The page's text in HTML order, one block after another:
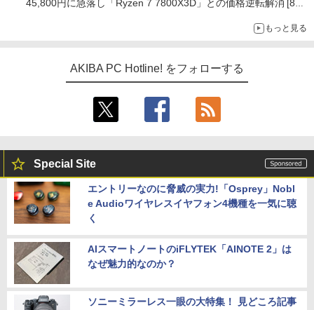
45,800円に急落し「Ryzen 7 7800X3D」との価格逆転解消 [8月
もっと見る
AKIBA PC Hotline! をフォローする
Special Site
エントリーなのに脅威の実力!「Osprey」Nobl
e Audioワイヤレスイヤフォン4機種を一気に聴
く
AIスマートノートのiFLYTEK「AINOTE 2」は
なぜ魅力的なのか？
ソニーミラーレス一眼の大特集！ 見どころ記事